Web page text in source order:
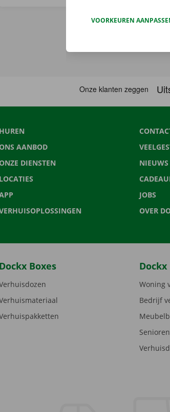
HUREN
AANBOD
DIENSTEN
LOCATIES
NIEUWS
JOBS
OVER
Dockx Boxes
Woning
Bedrijf
VOORKEUREN